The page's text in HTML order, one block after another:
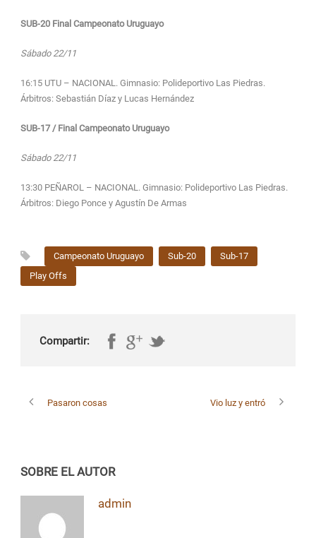
SUB-20 Final Campeonato Uruguayo
Sábado 22/11
16:15 UTU – NACIONAL. Gimnasio: Polideportivo Las Piedras.
Árbitros: Sebastián Díaz y Lucas Hernández
SUB-17 / Final Campeonato Uruguayo
Sábado 22/11
13:30 PEÑAROL – NACIONAL. Gimnasio: Polideportivo Las Piedras.
Árbitros: Diego Ponce y Agustín De Armas
Campeonato Uruguayo Sub-20
Sub-17
Play Offs
Compartir:
Pasaron cosas Vio luz y entró
SOBRE EL AUTOR
admin